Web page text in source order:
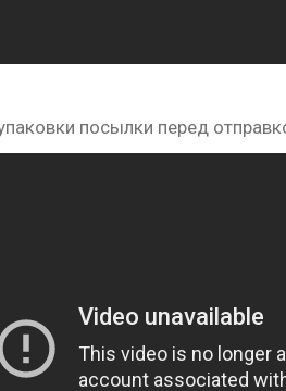
посылки перед